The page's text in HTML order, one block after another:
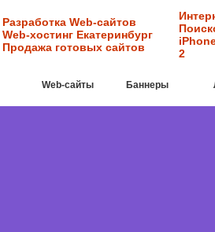
Разработка Web-сайтов
Web-хостинг Екатеринбург
Продажа готовых сайтов
2
Web-cайты Баннеры